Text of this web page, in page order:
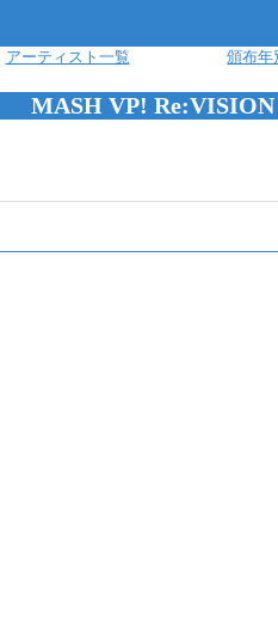
アーティスト一覧 頒布年
MASH VP! Re:VISION